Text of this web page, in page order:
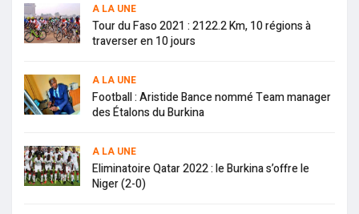
A LA UNE
Tour du Faso 2021 : 2122.2 Km, 10 régions à
traverser en 10 jours
A LA UNE
Football : Aristide Bance nommé Team manager
des Étalons du Burkina
A LA UNE
Eliminatoire Qatar 2022 : le Burkina s’offre le
Niger (2-0)